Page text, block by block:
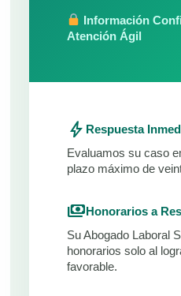
Información
Atención Ágil
bolt Respuesta
Evaluamos su caso
plazo máximo de
paymentsHonorarios a
Su Abogado Laboral
honorarios solo al
favorable.